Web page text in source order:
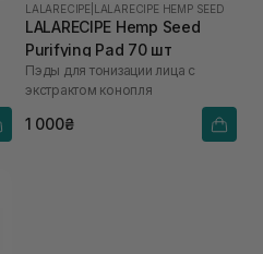
LALARECIPE LALARECIPE HEMP SEED
LALARECIPE Hemp Seed
Purifying Pad 70 шт
Пэды для тонизации лица с
экстрактом конопля
1 000₴